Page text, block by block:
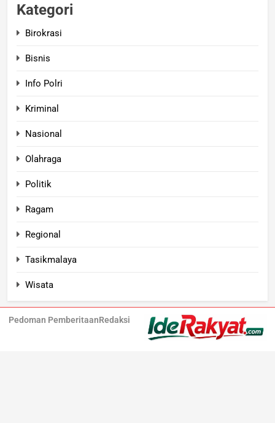
Kategori
Birokrasi
Bisnis
Info Polri
Kriminal
Nasional
Olahraga
Politik
Ragam
Regional
Tasikmalaya
Wisata
Pedoman PemberitaanRedaksi